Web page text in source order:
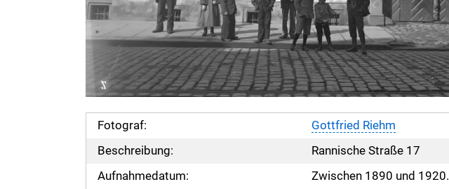
Fotograf:
Gottfried Riehm
Beschreibung:
Rannische Straße 17
Aufnahmedatum:
Zwischen 1890 und 1920.